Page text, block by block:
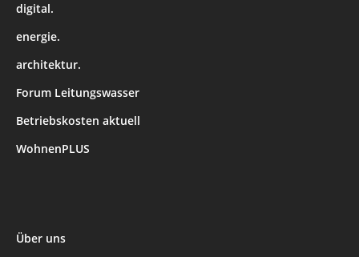
digital.
energie.
architektur.
Forum Leitungswasser
Betriebskosten aktuell
WohnenPLUS
Über uns